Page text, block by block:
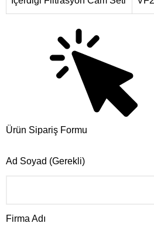
Ürün Sipariş Formu
Ad Soyad (Gerekli)
Firma Adı